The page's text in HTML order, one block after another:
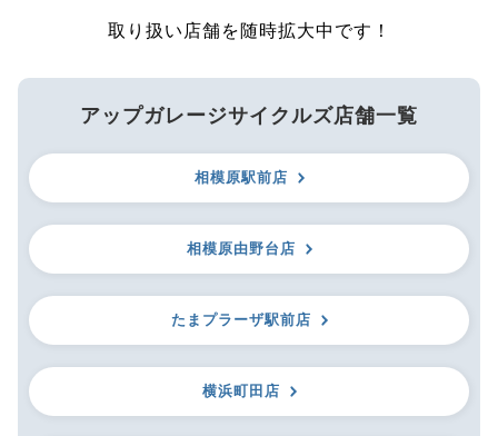
取り扱い店舗を随時拡大中です！
アップガレージサイクルズ店舗一覧
相模原駅前店
相模原由野台店
たまプラーザ駅前店
横浜町田店